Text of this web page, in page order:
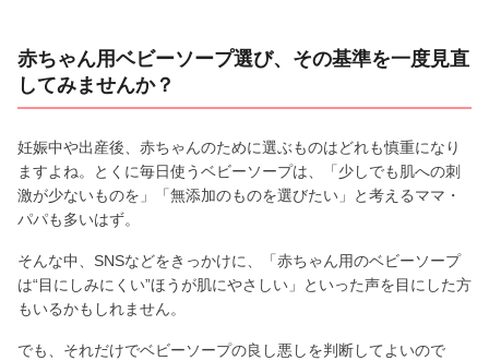
赤ちゃん用ベビーソープ選び、その基準を一度見直
してみませんか？
妊娠中や出産後、赤ちゃんのために選ぶものはどれも慎重になり
ますよね。とくに毎日使うベビーソープは、「少しでも肌への刺
激が少ないものを」「無添加のものを選びたい」と考えるママ・
パパも多いはず。
そんな中、SNSなどをきっかけに、「赤ちゃん用のベビーソープ
は“目にしみにくい”ほうが肌にやさしい」といった声を目にした方
もいるかもしれません。
でも、それだけでベビーソープの良し悪しを判断してよいので